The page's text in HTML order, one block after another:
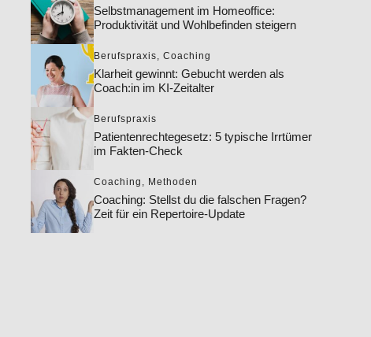
Selbstmanagement im Homeoffice:
Produktivität und Wohlbefinden steigern
Berufspraxis, Coaching
Klarheit gewinnt: Gebucht werden als
Coach:in im KI-Zeitalter
Berufspraxis
Patientenrechtegesetz: 5 typische Irrtümer
im Fakten-Check
Coaching , Methoden
Coaching: Stellst du die falschen Fragen?
Zeit für ein Repertoire-Update